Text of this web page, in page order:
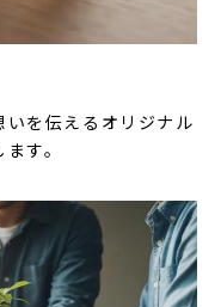
いを伝えるオリジナル
す。